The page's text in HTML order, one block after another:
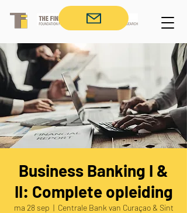
Business Banking I &
II: Complete opleiding
ma 28 sep
  |
Centrale Bank van Curaçao & Sint